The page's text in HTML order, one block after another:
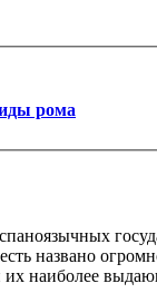
рома
названо
наиболее